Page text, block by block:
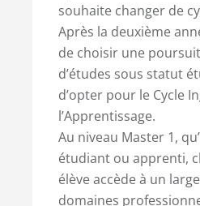
souhaite changer de
Après la deuxième
de choisir une
d’études sous statut
d’opter pour le Cycle
l’Apprentissage.
Au niveau Master 1,
étudiant ou apprenti,
élève accède à un
domaines